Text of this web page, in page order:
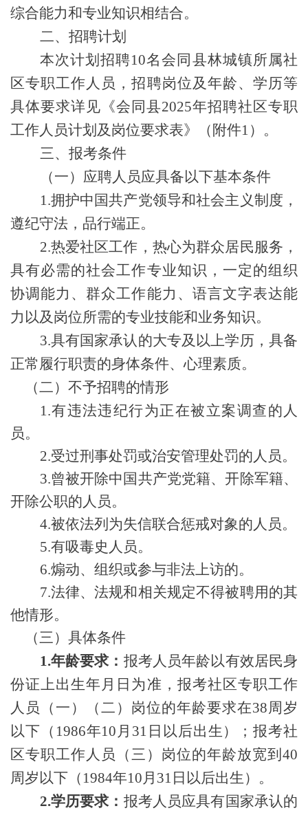
综合能力和专业知识相结合。
二、招聘计划
本次计划招聘10名会同县林城镇所属社
区专职工作人员，招聘岗位及 年龄、学历等
具体要求详见《会同县2025年招聘社区专职
工作人员计划及岗位要求表》（附件1）。
三、 报考条件
（一）应聘人员应具备以下基本条件
1.拥护中国共产党领导和社会主义制度，
遵纪守法，品行端正。
2.热爱社区工作，热心为群众居民服务，
具有必需的社会工作专业知识，一定的组织
协调能力、群众工作能力、语言文字表达能
力以及岗位所需的专业技能和业务知识。
3.具有国家承认的大专及以上学历，具备
正常履行职责的身体条件、心理素质。
（二）不予招聘的情形
1.有违法违纪行为正在被立案调查的人
员。
2.受过刑事处罚或治安管理处罚的人员。
3.曾被开除中国共产党党籍、开除军籍、
开除公职的人员。
4.被依法列为失信联合惩戒对象的人员。
5.有吸毒史人员。
6.煽动、组织或参与非法上访的。
7.法律、法规和相关规定不得被聘用的其
他情形。
（三）具体条件
1 .年龄要求： 报考人员年龄以有效居民身
份证上出生年月日为准， 报考社区专职工作
人员（一）（二）岗位的年龄要求在38周岁
以下（ 1986年10月31日以后出生）； 报考社
区专职工作人员（三）岗位的年龄放宽到 40
周岁以下（1984年10月31日以 后出生） 。
2.学历要求： 报考人员应具有国家承认的